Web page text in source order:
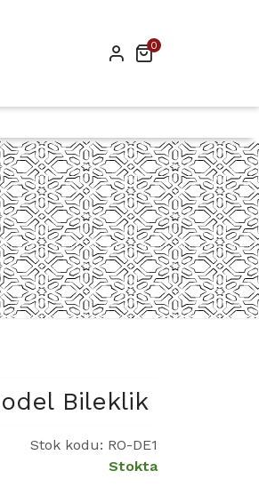
0
Bileklik
Stok kodu: RO-DE1
Stokta